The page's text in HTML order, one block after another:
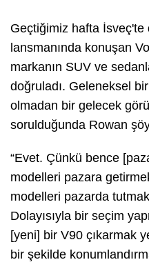
Geçtiğimiz hafta
lansmanında konuşan
markanın SUV ve
doğruladı. Geleneksel
olmadan bir gelecek
sorulduğunda Rowan
“Evet. Çünkü bence
modelleri pazara
modelleri pazarda
Dolayısıyla bir seçim
[yeni] bir V90 çıkarmak
bir şekilde